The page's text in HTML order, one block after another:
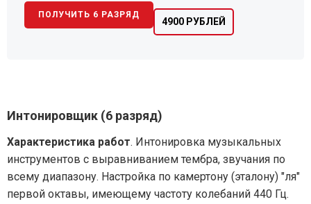
4900 РУБЛЕЙ
ПОЛУЧИТЬ 6 РАЗРЯД
Интонировщик (6 разряд)
Характеристика работ. Интонировка музыкальных
инструментов с выравниванием тембра, звучания по
всему диапазону. Настройка по камертону (эталону) "ля"
первой октавы, имеющему частоту колебаний 440 Гц.